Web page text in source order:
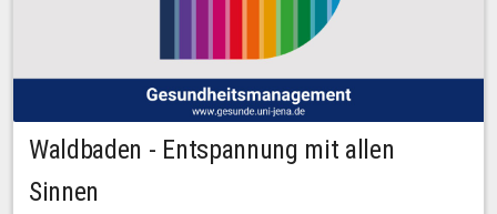
Waldbaden - Entspannung mit allen
Sinnen